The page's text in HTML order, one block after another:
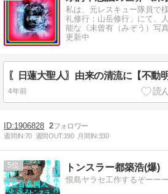
私は、元レスキュー隊員で
礼修行；山岳修行」にて、
能な《未曾有（みぞう）写
更新中
4年前
1906828 2
週間IN:70 週間OUT:190 月間IN:330
5 トンスラー都築浩(爆)
恨島ヤラセ工作するぞーー